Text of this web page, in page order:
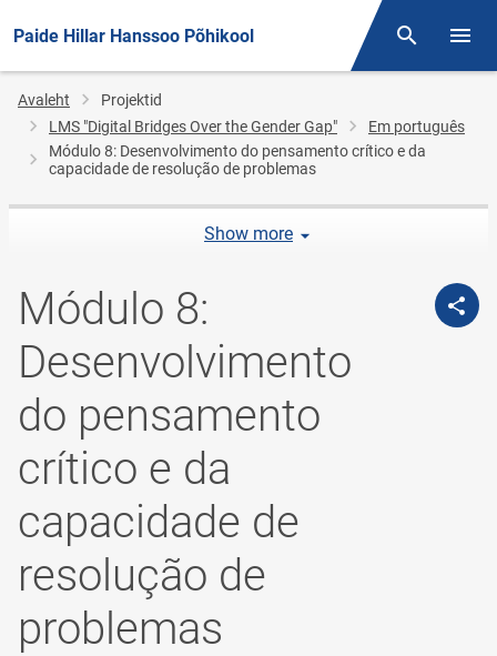
Paide Hillar Hanssoo Põhikool Otsing
Jälglink
Avaleht
Projektid
LMS "Digital Bridges Over the Gender Gap"
Em português
Módulo 8: Desenvolvimento do pensamento crítico e da
capacidade de resolução de problemas
Módulo 8:
Desenvolvimento
do pensamento
crítico e da
capacidade de
resolução de
problemas
Show more